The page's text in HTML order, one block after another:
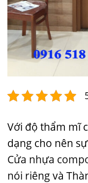
Với độ thẩm mĩ
dạng cho nên
Cửa nhựa
nói riêng và